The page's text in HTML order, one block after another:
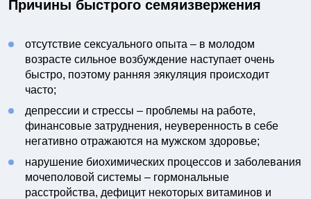
Причины быстрого семяизвержения
отсутствие сексуального опыта – в молодом
возрасте сильное возбуждение наступает очень
быстро, поэтому ранняя эякуляция происходит
часто;
депрессии и стрессы – проблемы на работе,
финансовые затруднения, неуверенность в себе
негативно отражаются на мужском здоровье;
нарушение биохимических процессов и заболевания
мочеполовой системы – гормональные
расстройства, дефицит некоторых витаминов и